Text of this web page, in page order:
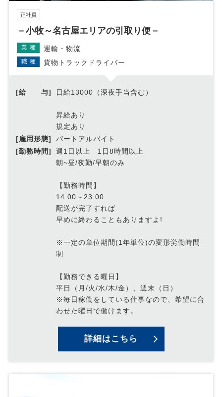
正社員
－小牧～名古屋エリアの引取り便－
業種 運輸・物流
職種 貨物トラックドライバー
[給 与] 日給13000（深夜手当含む）
昇給あり
規定あり
[雇用形態]
パートアルバイト
[勤務時間]
週1日以上 1日8時間以上
朝~昼/夜勤/早朝のみ
【勤務時間】
14:00～23:00
配送が完了すれば
早めに終わることもありますよ!
※一定の単位期間(1年単位)の変形労働時間
制
【勤務できる曜日】
平日（月/火/水/木/金）、週末（日）
※毎日稼働をしている仕事なので、希望に合
わせた曜日で働けます。
詳細はこちら